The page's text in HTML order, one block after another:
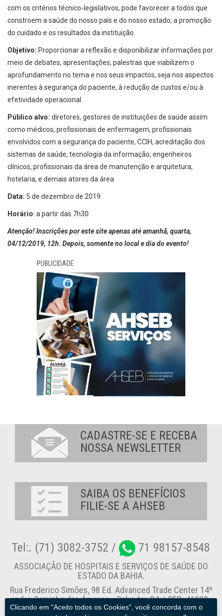
com os critérios técnico-legislativos, pode favorecer a todos que
constroem a saúde do nosso país e do nosso estado, a promoção
do cuidado e os resultados da instituição.
Objetivo: Proporcionar a reflexão e disponibilizar informações por
meio de debates, apresentações, palestras que viabilizem o
aprofundamento no tema e nos seus impactos, seja nos aspectos
inerentes à segurança do paciente, à redução de custos e/ou à
efetividade operacional.
Público alvo: diretores, gestores de instituições de saúde assim
como médicos, profissionais de enfermagem, profissionais
envolvidos com a segurança do paciente, CCIH, acreditação dos
sistemas de saúde, tecnologia da informação, engenheiros
clínicos, profissionais da área de manutenção e arquitetura,
hotelaria, e demais atores da área
Data: 5 de dezembro de 2019
Horário: a partir das 7h30
Atenção! Inscrições por este site apenas até amanhã, quarta,
04/12/2019, 12h. Depois, somente no local e dia do evento!
PUBLICIDADE
Clicando em "Aceito todos os Cookies", você concorda com o
CADASTRE-SE E RECEBA
NOSSA NEWSLETTER
SAIBA OS BENEFÍCIOS
FILIE-SE A AHSEB
Tel:. (71) 3082-3752 / 71 98157-8548
ASSOCIAÇÃO DE HOSPITAIS E SERVIÇOS DE SAÚDE DO
ESTADO DA BAHIA.
Rua Frederico Simões, 98 Ed. Advanced Trade Center 14º
andar, Caminho das Árvores - Salvador-BA / CEP: 41820-
774